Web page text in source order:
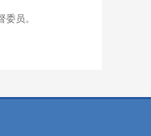
员。